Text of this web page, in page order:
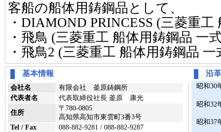
客船の船体用鋳鋼品として、
・DIAMOND PRINCESS (三菱重
・飛鳥 (三菱重工 船体用鋳鋼品 一
・飛鳥2 (三菱重工 船体用鋳鋼品 一
基本情報
会社名
有限会社 釜原鋳鋼所
代表者名
代表取締役社長 釜原 康光
住所
〒780-0805
高知県高知市東雲町3番3号
Tel / Fax
088-882-9281 / 088-882-9287
沿
昭和30
昭和32
昭和37